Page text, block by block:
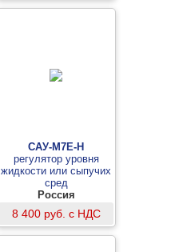
САУ-М7Е-Н
регулятор уровня
жидкости или сыпучих
сред
Россия
8 400 руб. с НДС